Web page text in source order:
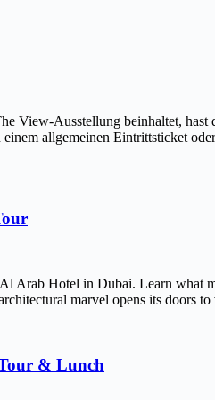
View-Ausstellung beinhaltet,
allgemeinen Eintrittsticket
Arab Hotel in Dubai. Learn what
marvel opens its doors
& Lunch